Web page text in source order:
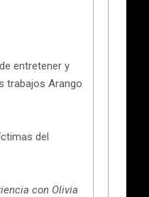
entretener y
trabajos Arango
del
con Olivia